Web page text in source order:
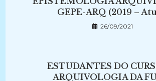
GEPE-ARQ (2019 –
26/09/2021
ESTUDANTES DO
ARQUIVOLOGIA DA